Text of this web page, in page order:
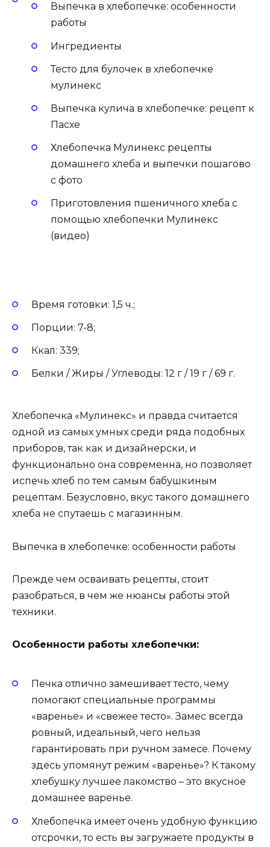
Выпечка в хлебопечке: особенности
работы
Ингредиенты
Тесто для булочек в хлебопечке
мулинекс
Выпечка кулича в хлебопечке: рецепт к
Пасхе
Хлебопечка Мулинекс рецепты
домашнего хлеба и выпечки пошагово
с фото
Приготовления пшеничного хлеба с
помощью хлебопечки Мулинекс
(видео)
Время готовки: 1,5 ч.;
Порции: 7-8;
Ккал: 339;
Белки / Жиры / Углеводы: 12 г / 19 г / 69 г.
Хлебопечка «Мулинекс» и правда считается
одной из самых умных среди ряда подобных
приборов, так как и дизайнерски, и
функционально она современна, но позволяет
испечь хлеб по тем самым бабушкиным
рецептам. Безусловно, вкус такого домашнего
хлеба не спутаешь с магазинным.
Выпечка в хлебопечке: особенности работы
Прежде чем осваивать рецепты, стоит
разобраться, в чем же нюансы работы этой
техники.
Особенности работы хлебопечки:
Печка отлично замешивает тесто, чему
помогают специальные программы
«варенье» и «свежее тесто». Замес всегда
ровный, идеальный, чего нельзя
гарантировать при ручном замесе. Почему
здесь упомянут режим «варенье»? К такому
хлебушку лучшее лакомство – это вкусное
домашнее варенье.
Хлебопечка имеет очень удобную функцию
отсрочки, то есть вы загружаете продукты в